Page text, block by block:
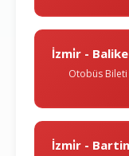
İzmi̇r -
Otobüs Bileti
İzmi̇r -